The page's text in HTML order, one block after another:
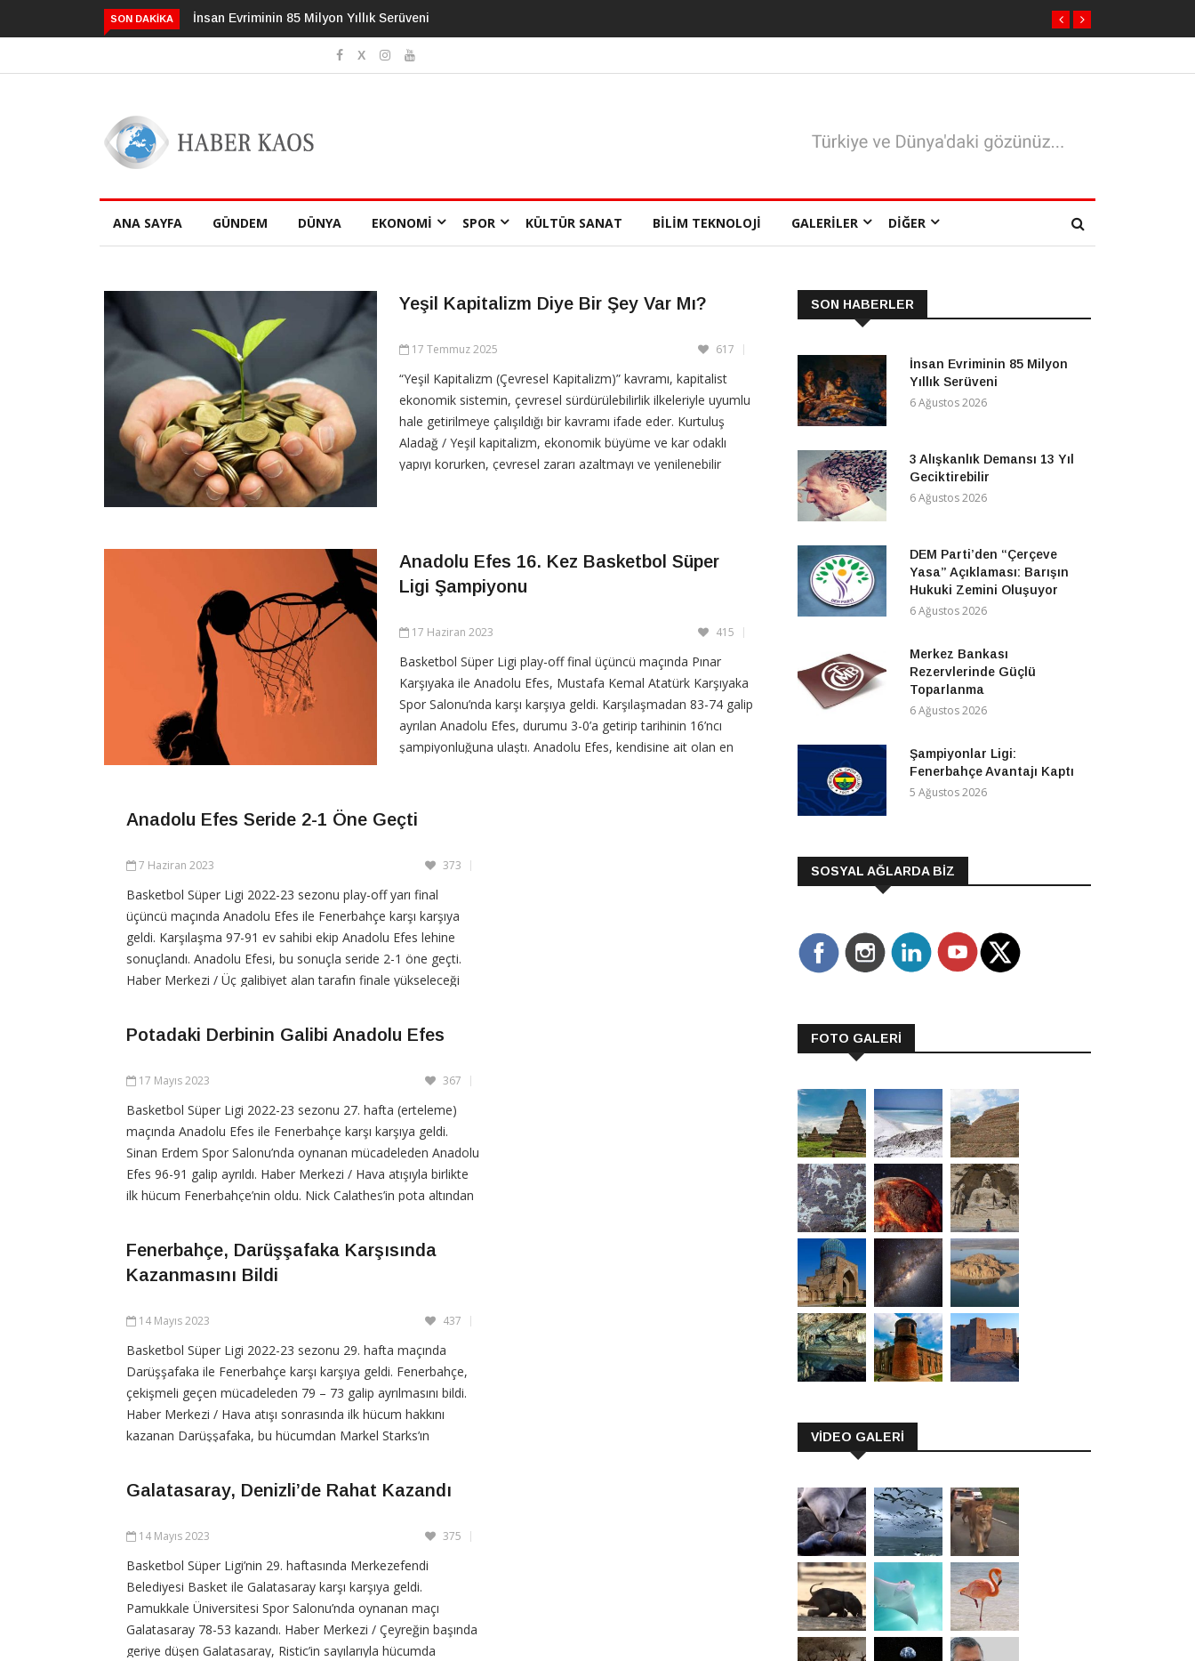
SON DAKIKA
İnsan Evriminin 85 Milyon Yıllık Serüveni3 Alışkanlık Demansı 13 Yıl
Geciktirebilir
ANA SAYFA GÜNDEM DÜNYA EKONOMI SPOR KÜLTÜR SANAT BILIM TEKNOLOJI GALERILER DIĞER
Yeşil Kapitalizm Diye Bir Şey Var Mı?
17 Temmuz 2025 617
“Yeşil Kapitalizm (Çevresel Kapitalizm)” kavramı, kapitalist
ekonomik sistemin, çevresel sürdürülebilirlik ilkeleriyle uyumlu
hale getirilmeye çalışıldığı bir kavramı ifade eder. Kurtuluş
Aladağ / Yeşil kapitalizm, ekonomik büyüme ve kar odaklı
yapıyı korurken, çevresel zararı azaltmayı ve yenilenebilir
CONTINUE READING
Anadolu Efes 16. Kez Basketbol Süper
Ligi Şampiyonu
17 Haziran 2023 415
Basketbol Süper Ligi play-off final üçüncü maçında Pınar
Karşıyaka ile Anadolu Efes, Mustafa Kemal Atatürk Karşıyaka
Spor Salonu’nda karşı karşıya geldi. Karşılaşmadan 83-74 galip
ayrılan Anadolu Efes, durumu 3-0’a getirip tarihinin 16’ncı
şampiyonluğuna ulaştı. Anadolu Efes, kendisine ait olan en
Anadolu Efes Seride 2-1 Öne Geçti
7 Haziran 2023 373
Basketbol Süper Ligi 2022-23 sezonu play-off yarı final
üçüncü maçında Anadolu Efes ile Fenerbahçe karşı karşıya
geldi. Karşılaşma 97-91 ev sahibi ekip Anadolu Efes lehine
sonuçlandı. Anadolu Efesi, bu sonuçla seride 2-1 öne geçti.
Haber Merkezi / Üç galibiyet alan tarafın finale yükseleceği
CONTINUE READING
Potadaki Derbinin Galibi Anadolu Efes
17 Mayıs 2023 367
Basketbol Süper Ligi 2022-23 sezonu 27. hafta (erteleme)
maçında Anadolu Efes ile Fenerbahçe karşı karşıya geldi.
Sinan Erdem Spor Salonu’nda oynanan mücadeleden Anadolu
Efes 96-91 galip ayrıldı. Haber Merkezi / Hava atışıyla birlikte
ilk hücum Fenerbahçe’nin oldu. Nick Calathes’in pota altından
Fenerbahçe, Darüşşafaka Karşısında
Kazanmasını Bildi
14 Mayıs 2023 437
Basketbol Süper Ligi 2022-23 sezonu 29. hafta maçında
Darüşşafaka ile Fenerbahçe karşı karşıya geldi. Fenerbahçe,
çekişmeli geçen mücadeleden 79 – 73 galip ayrılmasını bildi.
Haber Merkezi / Hava atışı sonrasında ilk hücum hakkını
kazanan Darüşşafaka, bu hücumdan Markel Starks’ın
CONTINUE READING
Galatasaray, Denizli’de Rahat Kazandı
14 Mayıs 2023 375
Basketbol Süper Ligi’nin 29. haftasında Merkezefendi
Belediyesi Basket ile Galatasaray karşı karşıya geldi.
Pamukkale Üniversitesi Spor Salonu’nda oynanan maçı
Galatasaray 78-53 kazandı. Haber Merkezi / Çeyreğin başında
geriye düşen Galatasaray, Ristic’in sayılarıyla hücumda
SON HABERLER
İnsan Evriminin 85 Milyon
Yıllık Serüveni
6 Ağustos 2026
3 Alışkanlık Demansı 13 Yıl
Geciktirebilir
6 Ağustos 2026
DEM Parti’den “Çerçeve
Yasa” Açıklaması: Barışın
Hukuki Zemini Oluşuyor
6 Ağustos 2026
Merkez Bankası
Rezervlerinde Güçlü
Toparlanma
6 Ağustos 2026
Şampiyonlar Ligi:
Fenerbahçe Avantajı Kaptı
5 Ağustos 2026
SOSYAL AĞLARDA BİZ
FOTO GALERİ
VİDEO GALERİ